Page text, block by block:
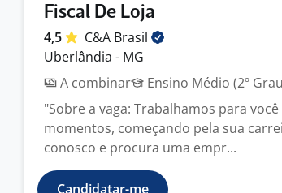
Fiscal De Loja
4,5 C&A Brasil
Uberlândia - MG
A combinar
Ensino Médio (2º
"Sobre a vaga: Trabalhamos para
momentos, começando pela sua
conosco e procura uma empr...
Candidatar-me